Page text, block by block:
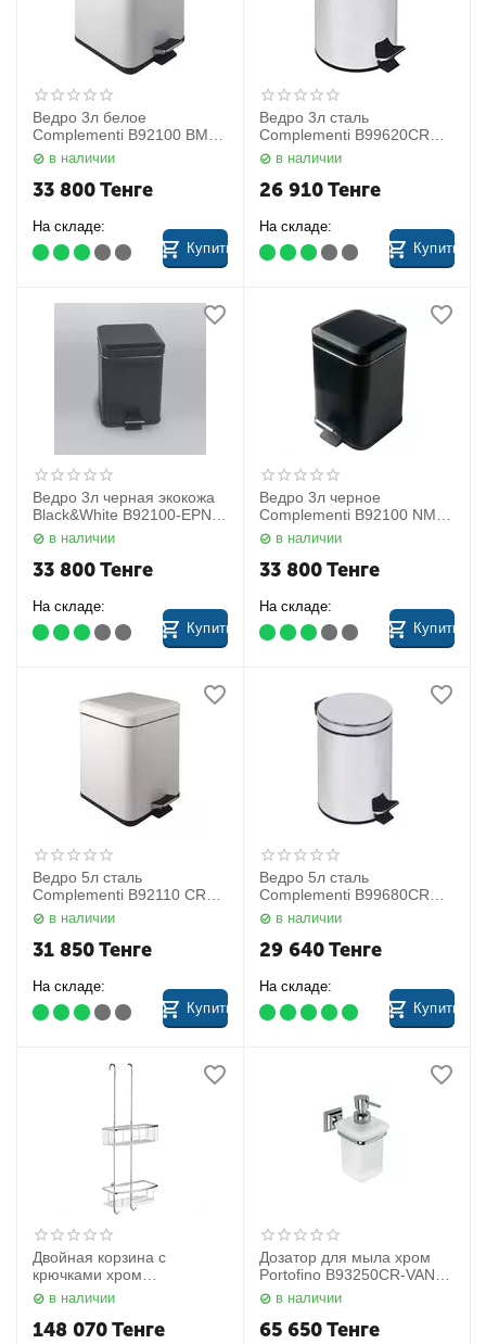
Ведро 3л белое
Complementi B92100 BM
Colombo
в наличии
33 800Тенге
На складе:
Купить
Ведро 3л сталь
Complementi B99620CR
Colombo
в наличии
26 910Тенге
На складе:
Купить
Ведро 3л черная экокожа
Black&White B92100-EPN
Colombo
в наличии
33 800Тенге
На складе:
Купить
Ведро 3л черное
Complementi B92100 NM
Colombo
в наличии
33 800Тенге
На складе:
Купить
Ведро 5л сталь
Complementi B92110 CR
Colombo
в наличии
31 850Тенге
На складе:
Купить
Ведро 5л сталь
Complementi B99680CR
Colombo
в наличии
29 640Тенге
На складе:
Купить
Двойная корзина с
крючками хром
Complementi B96350CR
Colombo
в наличии
148 070Тенге
Дозатор для мыла хром
Portofino B93250CR-VAN
Colombo
в наличии
65 650Тенге